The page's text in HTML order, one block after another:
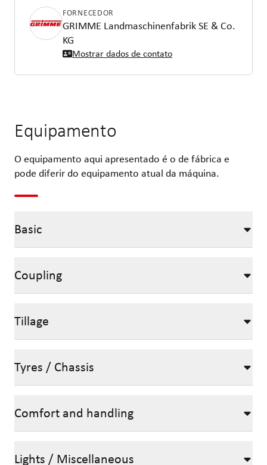
FORNECEDOR
GRIMME Landmaschinenfabrik SE & Co.
KG
Mostrar dados de contato
Equipamento
O equipamento aqui apresentado é o de fábrica e
pode diferir do equipamento atual da máquina.
Basic
Coupling
Tillage
Tyres / Chassis
Comfort and handling
Lights / Miscellaneous